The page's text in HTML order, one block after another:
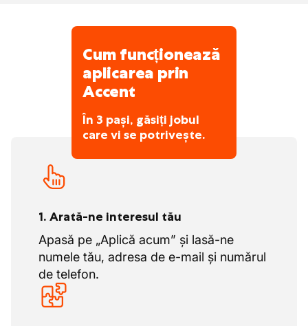
Cum funcționează
aplicarea prin
Accent
În 3 pași, găsiți jobul
care vi se potrivește.
1. Arată-ne interesul tău
Apasă pe „Aplică acum” și lasă-ne
numele tău, adresa de e-mail și numărul
de telefon.